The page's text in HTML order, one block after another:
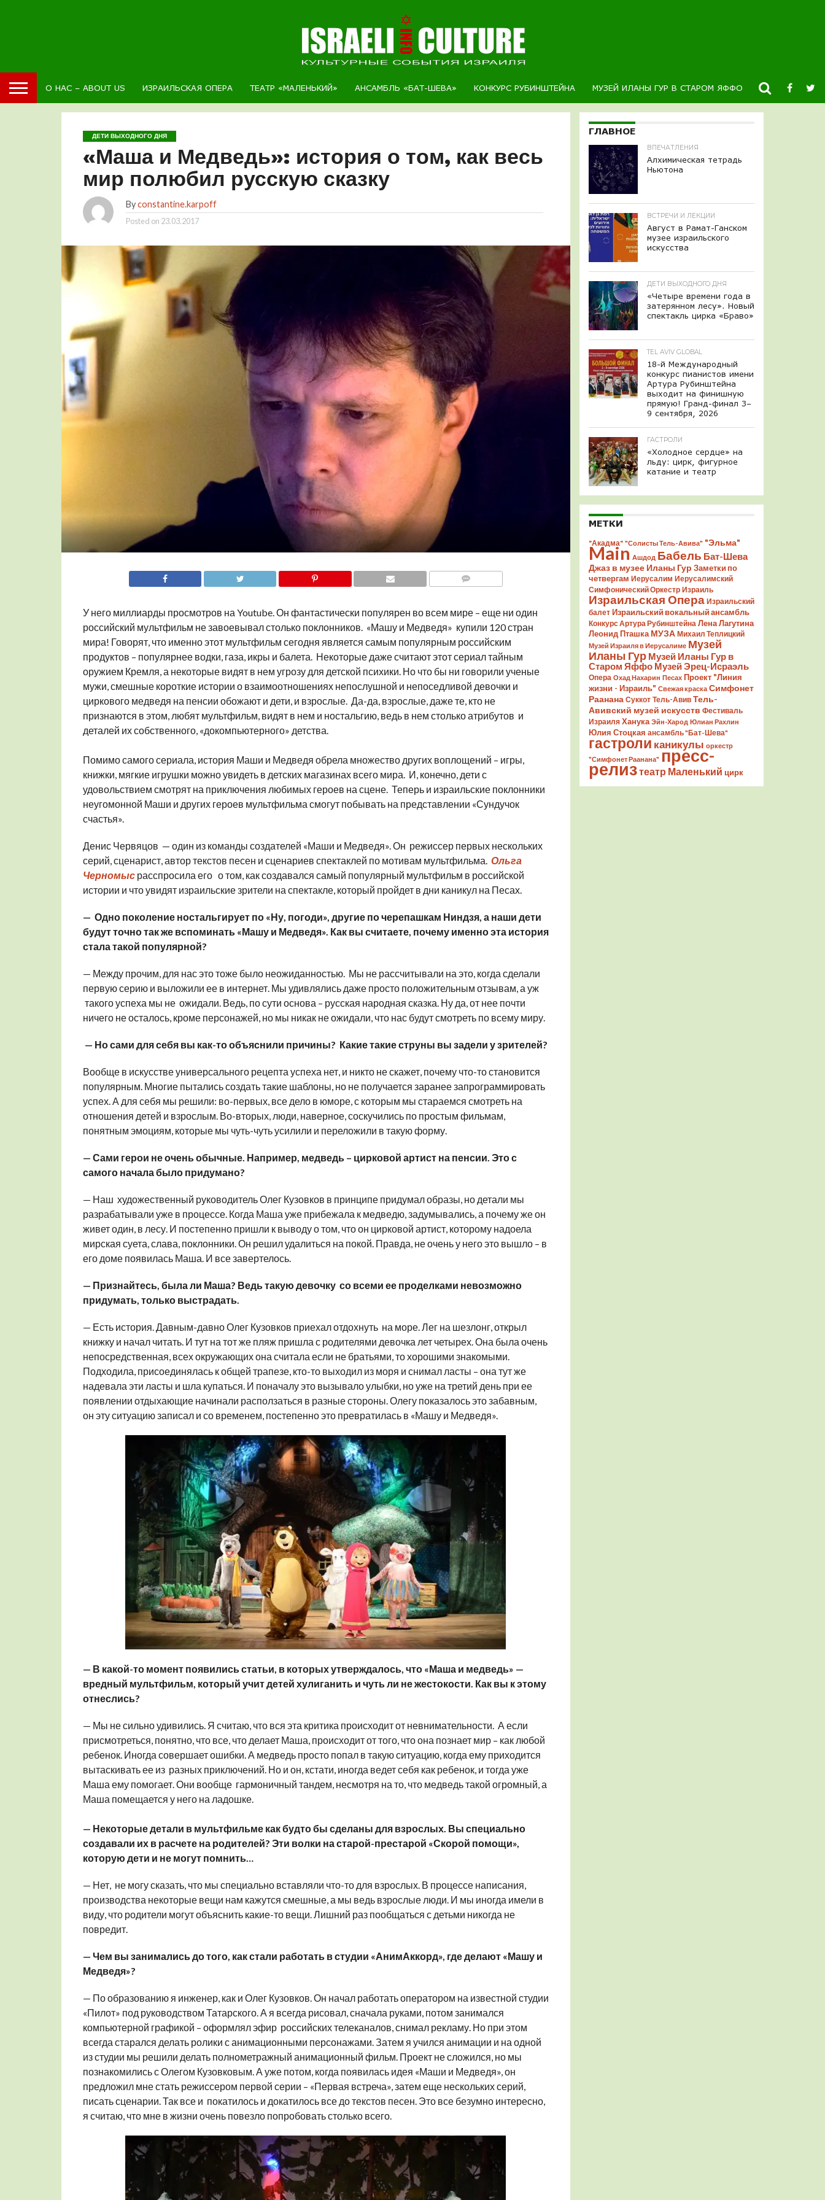
О НАС – ABOUT US ИЗРАИЛЬСКАЯ ОПЕРА ТЕАТР «МАЛЕНЬКИЙ» АНСАМБЛЬ «БАТ-ШЕВА» КОНКУРС РУБИНШТЕЙНА МУЗЕЙ ИЛАНЫ ГУР В СТАРОМ ЯФФО НОВОСТИ
ДЕТИ ВЫХОДНОГО ДНЯ
«Маша и Медведь»: история о том, как весь
мир полюбил русскую сказку
Byconstantine.karpoff
Posted on 23.03.2017
У него миллиарды просмотров на Youtube. Он фантастически популярен во всем мире – еще ни один
российский мультфильм не завоевывал столько поклонников. «Машу и Медведя» купили 120 стран
мира! Говорят, что именно этот мультфильм сегодня является самым популярным российским
продуктов – популярнее водки, газа, икры и балета. Некоторые даже считают этот сериал тайным
оружием Кремля, а некоторые видят в нем угрозу для детской психики. Но что бы ни говорили ученые
мужи, смешные короткие истории о взаимоотношениях непослушной и непоседливой девочки и
циркового медведя на пенсии обожают и дети, и взрослые. Да-да, взрослые, даже те, кто не
признаются в этом, любят мультфильм, видят в нем и ностальгию, ведь в нем столько атрибутов и
деталей их собственного, «докомпьютерного» детства.
Помимо самого сериала, история Маши и Медведя обрела множество других воплощений – игры,
книжки, мягкие игрушки можно увидеть в детских магазинах всего мира. И, конечно, дети с
удовольствием смотрят на приключения любимых героев на сцене. Теперь и израильские поклонники
неугомонной Маши и других героев мультфильма смогут побывать на представлении «Сундучок
счастья».
Денис Червяцов — один из команды создателей «Маши и Медведя». Он режиссер первых нескольких
серий, сценарист, автор текстов песен и сценариев спектаклей по мотивам мультфильма. Ольга
Черномысрасспросила его о том, как создавался самый популярный мультфильм в российской
истории и что увидят израильские зрители на спектакле, который пройдет в дни каникул на Песах.
— Одно поколение ностальгирует по «Ну, погоди», другие по черепашкам Ниндзя, а наши дети
будут точно так же вспоминать «Машу и Медведя». Как вы считаете, почему именно эта история
стала такой популярной?
— Между прочим, для нас это тоже было неожиданностью. Мы не рассчитывали на это, когда сделали
первую серию и выложили ее в интернет. Мы удивлялись даже просто положительным отзывам, а уж
такого успеха мы не ожидали. Ведь, по сути основа – русская народная сказка. Ну да, от нее почти
ничего не осталось, кроме персонажей, но мы никак не ожидали, что нас будут смотреть по всему миру.
— Но сами для себя вы как-то объяснили причины? Какие такие струны вы задели у зрителей?
Вообще в искусстве универсального рецепта успеха нет, и никто не скажет, почему что-то становится
популярным. Многие пытались создать такие шаблоны, но не получается заранее запрограммировать
успех. А для себя мы решили: во-первых, все дело в юморе, с которым мы стараемся смотреть на
отношения детей и взрослым. Во-вторых, люди, наверное, соскучились по простым фильмам,
понятным эмоциям, которые мы чуть-чуть усилили и переложили в такую форму.
— Сами герои не очень обычные. Например, медведь – цирковой артист на пенсии. Это с
самого начала было придумано?
— Наш художественный руководитель Олег Кузовков в принципе придумал образы, но детали мы
разрабатывали уже в процессе. Когда Маша уже прибежала к медведю, задумывались, а почему же он
живет один, в лесу. И постепенно пришли к выводу о том, что он цирковой артист, которому надоела
мирская суета, слава, поклонники. Он решил удалиться на покой. Правда, не очень у него это вышло – в
его доме появилась Маша. И все завертелось.
— Признайтесь, была ли Маша? Ведь такую девочку со всеми ее проделками невозможно
придумать, только выстрадать.
— Есть история. Давным-давно Олег Кузовков приехал отдохнуть на море. Лег на шезлонг, открыл
книжку и начал читать. И тут на тот же пляж пришла с родителями девочка лет четырех. Она была очень
непосредственная, всех окружающих она считала если не братьями, то хорошими знакомыми.
Подходила, присоединялась к общей трапезе, кто-то выходил из моря и снимал ласты – она тут же
надевала эти ласты и шла купаться. И поначалу это вызывало улыбки, но уже на третий день при ее
появлении отдыхающие начинали расползаться в разные стороны. Олегу показалось это забавным,
он эту ситуацию записал и со временем, постепенно это превратилась в «Машу и Медведя».
— В какой-то момент появились статьи, в которых утверждалось, что «Маша и медведь» —
вредный мультфильм, который учит детей хулиганить и чуть ли не жестокости. Как вы к этому
отнеслись?
— Мы не сильно удивились. Я считаю, что вся эта критика происходит от невнимательности. А если
присмотреться, понятно, что все, что делает Маша, происходит от того, что она познает мир – как любой
ребенок. Иногда совершает ошибки. А медведь просто попал в такую ситуацию, когда ему приходится
вытаскивать ее из разных приключений. Но и он, кстати, иногда ведет себя как ребенок, и тогда уже
Маша ему помогает. Они вообще гармоничный тандем, несмотря на то, что медведь такой огромный, а
Маша помещается у него на ладошке.
— Некоторые детали в мультфильме как будто бы сделаны для взрослых. Вы специально
создавали их в расчете на родителей? Эти волки на старой-престарой «Скорой помощи»,
которую дети и не могут помнить…
— Нет, не могу сказать, что мы специально вставляли что-то для взрослых. В процессе написания,
производства некоторые вещи нам кажутся смешные, а мы ведь взрослые люди. И мы иногда имели в
виду, что родители могут объяснить какие-то вещи. Лишний раз пообщаться с детьми никогда не
повредит.
— Чем вы занимались до того, как стали работать в студии «АнимАккорд», где делают «Машу и
Медведя»?
— По образованию я инженер, как и Олег Кузовков. Он начал работать оператором на известной студии
«Пилот» под руководством Татарского. А я всегда рисовал, сначала руками, потом занимался
компьютерной графикой – оформлял эфир российских телеканалов, снимал рекламу. Но при этом
всегда старался делать ролики с анимационными персонажами. Затем я учился анимации и на одной
из студии мы решили делать полнометражный анимационный фильм. Проект не сложился, но мы
познакомились с Олегом Кузовковым. А уже потом, когда появилась идея «Маши и Медведя», он
предложил мне стать режиссером первой серии – «Первая встреча», затем еще нескольких серий,
писать сценарии. Так все и покатилось и докатилось все до текстов песен. Это все безумно интересно,
я считаю, что мне в жизни очень повезло попробовать столько всего.
ГЛАВНОЕ
ВПЕЧАТЛЕНИЯ
Алхимическая тетрадь
Ньютона
ВСТРЕЧИ И ЛЕКЦИИ
Август в Рамат-Ганском
музее израильского
искусства
ДЕТИ ВЫХОДНОГО ДНЯ
«Четыре времени года в
затерянном лесу». Новый
спектакль цирка «Браво»
TEL AVIV GLOBAL
18-й Международный
конкурс пианистов имени
Артура Рубинштейна
выходит на финишную
прямую! Гранд-финал 3–
9 сентября, 2026
ГАСТРОЛИ
«Холодное сердце» на
льду: цирк, фигурное
катание и театр
МЕТКИ
"Акадма" "Солисты Тель-Авива" "Эльма"
Main Ашдод Бабель Бат-Шева
Джаз в музее Иланы Гур Заметки по
четвергам Иерусалим Иерусалимский
Симфонический Оркестр Израиль
Израильская Опера Израильский
балет Израильский вокальный ансамбль
Конкурс Артура Рубинштейна Лена Лагутина
Леонид Пташка МУЗА Михаил Теплицкий
Музей Израиля в Иерусалиме Музей
Иланы Гур Музей Иланы Гур в
Старом Яффо Музей Эрец-Исраэль
Опера Охад Нахарин Песах Проект "Линия
жизни - Израиль" Свежая краска Симфонет
Раанана Суккот Тель-Авив Тель-
Авивский музей искусств Фестиваль
Израиля Ханука Эйн-Харод Юлиан Рахлин
Юлия Стоцкая ансамбль "Бат-Шева"
гастроли каникулы оркестр
"Симфонет Раанана" пресс-
релизтеатр Маленький цирк